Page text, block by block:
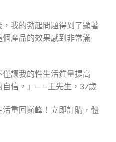
，我的勃起問題得到了顯著
產品的效果感到非常滿
僅讓我的性生活質量提高
自信。」——王先生，37歲
重回巔峰！立即訂購，體